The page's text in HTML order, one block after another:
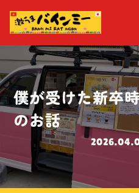
僕が受けた新卒
のお話